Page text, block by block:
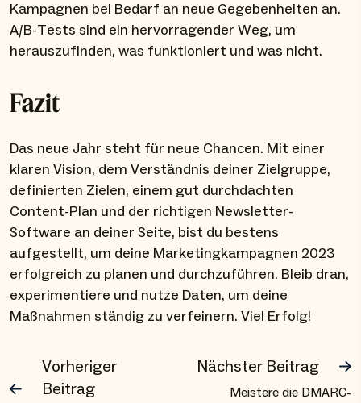
Kampagnen bei Bedarf an neue Gegebenheiten an.
A/B-Tests sind ein hervorragender Weg, um
herauszufinden, was funktioniert und was nicht.
Fazit
Das neue Jahr steht für neue Chancen. Mit einer
klaren Vision, dem Verständnis deiner Zielgruppe,
definierten Zielen, einem gut durchdachten
Content-Plan und der richtigen Newsletter-
Software an deiner Seite, bist du bestens
aufgestellt, um deine Marketingkampagnen 2023
erfolgreich zu planen und durchzuführen. Bleib dran,
experimentiere und nutze Daten, um deine
Maßnahmen ständig zu verfeinern. Viel Erfolg!
Vorheriger
Beitrag
Nächster Beitrag
Meistere die DMARC-